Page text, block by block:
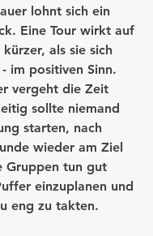
lohnt sich ein
Eine Tour wirkt auf
als sie sich
im positiven Sinn.
vergeht die Zeit
sollte niemand
starten, nach
wieder am Ziel
Gruppen tun gut
einzuplanen und
eng zu takten.